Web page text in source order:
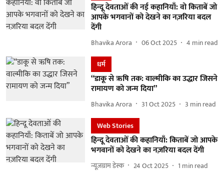
हिन्दू देवताओं की नई कहानियाँ: वो किताबें जो
आपके भगवानों को देखने का नज़रिया बदल
देंगी
Bhavika Arora 06 Oct 2025 4 min read
धर्म
“डाकू से ऋषि तक: वाल्मीकि का उद्धार जिसने
रामायण को जन्म दिया”
Bhavika Arora 31 Oct 2025 3 min read
Web Stories
हिन्दू देवताओं की कहानियाँ: किताबें जो आपके
भगवानों को देखने का नज़रिया बदल देंगी
न्यूज़ग्राम डेस्क 24 Oct 2025 1 min read